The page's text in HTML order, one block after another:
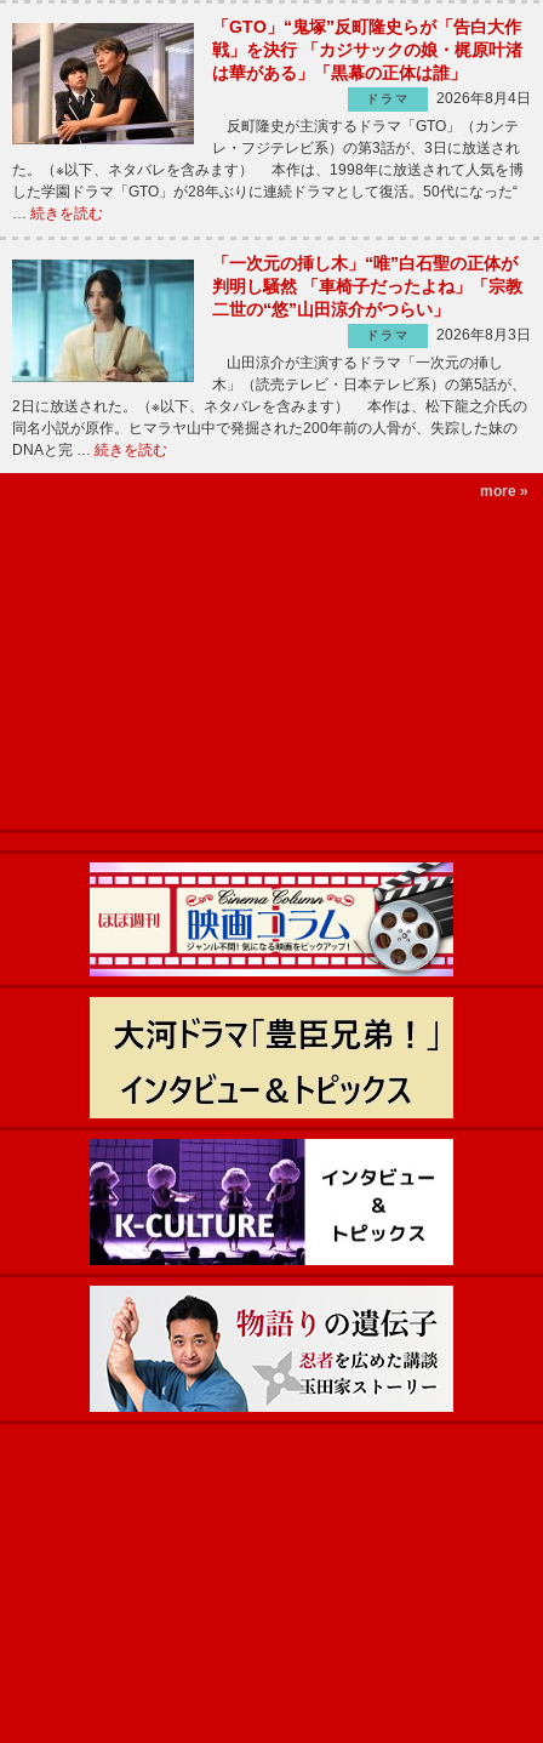
「GTO」“鬼塚”反町隆史らが「告白大作
戦」を決行 「カジサックの娘・梶原叶渚
は華がある」「黒幕の正体は誰」
ドラマ
2026年8月4日
反町隆史が主演するドラマ「GTO」（カンテ
レ・フジテレビ系）の第3話が、3日に放送され
た。（※以下、ネタバレを含みます） 本作は、1998年に放送されて人気を博
した学園ドラマ「GTO」が28年ぶりに連続ドラマとして復活。50代になった“
続きを読む
「一次元の挿し木」“唯”白石聖の正体が
判明し騒然 「車椅子だったよね」「宗教
二世の“悠”山田涼介がつらい」
ドラマ
2026年8月3日
山田涼介が主演するドラマ「一次元の挿し
木」（読売テレビ・日本テレビ系）の第5話が、
2日に放送された。（※以下、ネタバレを含みます） 本作は、松下龍之介氏の
同名小説が原作。ヒマラヤ山中で発掘された200年前の人骨が、失踪した妹の
DNAと完 … 続きを読む
more »